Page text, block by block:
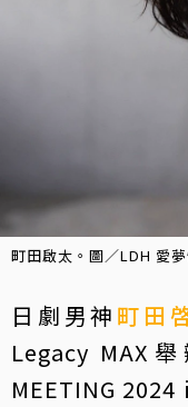
町田啟太。圖／LDH 愛
日劇男神 町田
Legacy MAX
MEETING